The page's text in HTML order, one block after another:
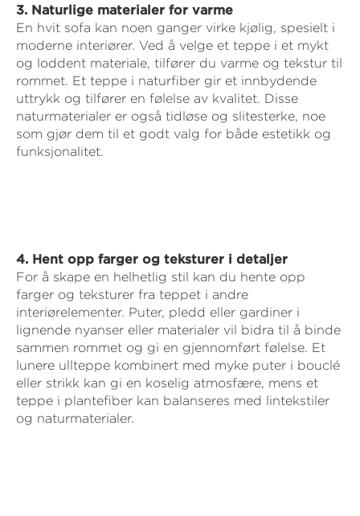
3. Naturlige materialer for varme
En hvit sofa kan noen ganger virke kjølig, spesielt i
moderne interiører. Ved å velge et teppe i et mykt
og loddent materiale, tilfører du varme og tekstur til
rommet. Et teppe i naturfiber gir et innbydende
uttrykk og tilfører en følelse av kvalitet. Disse
naturmaterialer er også tidløse og slitesterke, noe
som gjør dem til et godt valg for både estetikk og
funksjonalitet.
4. Hent opp farger og teksturer i detaljer
For å skape en helhetlig stil kan du hente opp
farger og teksturer fra teppet i andre
interiørelementer. Puter, pledd eller gardiner i
lignende nyanser eller materialer vil bidra til å binde
sammen rommet og gi en gjennomført følelse. Et
lunere ullteppe kombinert med myke puter i bouclé
eller strikk kan gi en koselig atmosfære, mens et
teppe i plantefiber kan balanseres med lintekstiler
og naturmaterialer.